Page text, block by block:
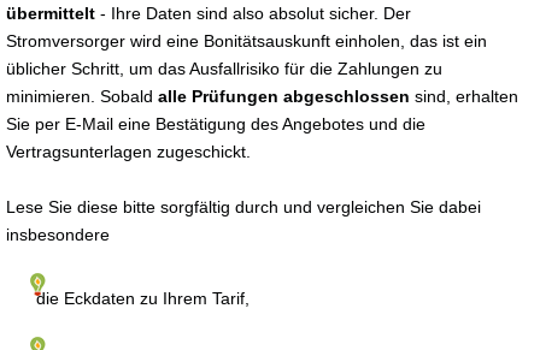
übermittelt - Ihre Daten sind also absolut sicher. Der
Stromversorger wird eine Bonitätsauskunft einholen, das ist ein
üblicher Schritt, um das Ausfallrisiko für die Zahlungen zu
minimieren. Sobald alle Prüfungen abgeschlossen sind, erhalten
Sie per E-Mail eine Bestätigung des Angebotes und die
Vertragsunterlagen zugeschickt.
Lese Sie diese bitte sorgfältig durch und vergleichen Sie dabei
insbesondere
die Eckdaten zu Ihrem Tarif,